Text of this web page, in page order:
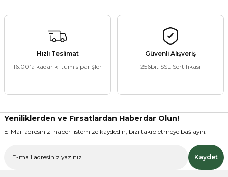
BESİNLERİ
Hızlı Teslimat
16:00’a kadar ki tüm siparişler
Güvenli Alışveriş
256bit SSL Sertifikası
Yeniliklerden ve Fırsatlardan Haberdar Olun!
E-Mail adresinizi haber listemize kaydedin, bizi takip etmeye başlayın.
Kaydet